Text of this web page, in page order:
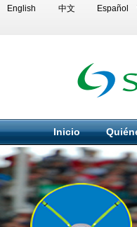
English 中文 Español
Inicio